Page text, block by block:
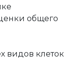
общего
видов клеток